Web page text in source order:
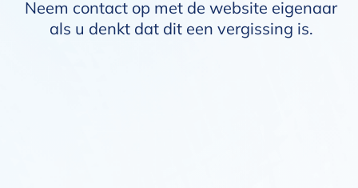
Neem contact op met de website eigenaar
als u denkt dat dit een vergissing is.